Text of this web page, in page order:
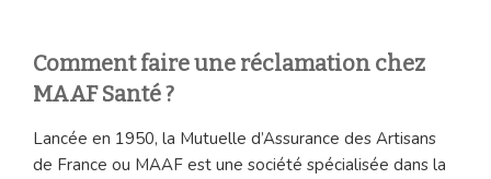
Comment faire une réclamation chez
MAAF Santé ?
Lancée en 1950, la Mutuelle d’Assurance des Artisans
de France ou MAAF est une société spécialisée dans la